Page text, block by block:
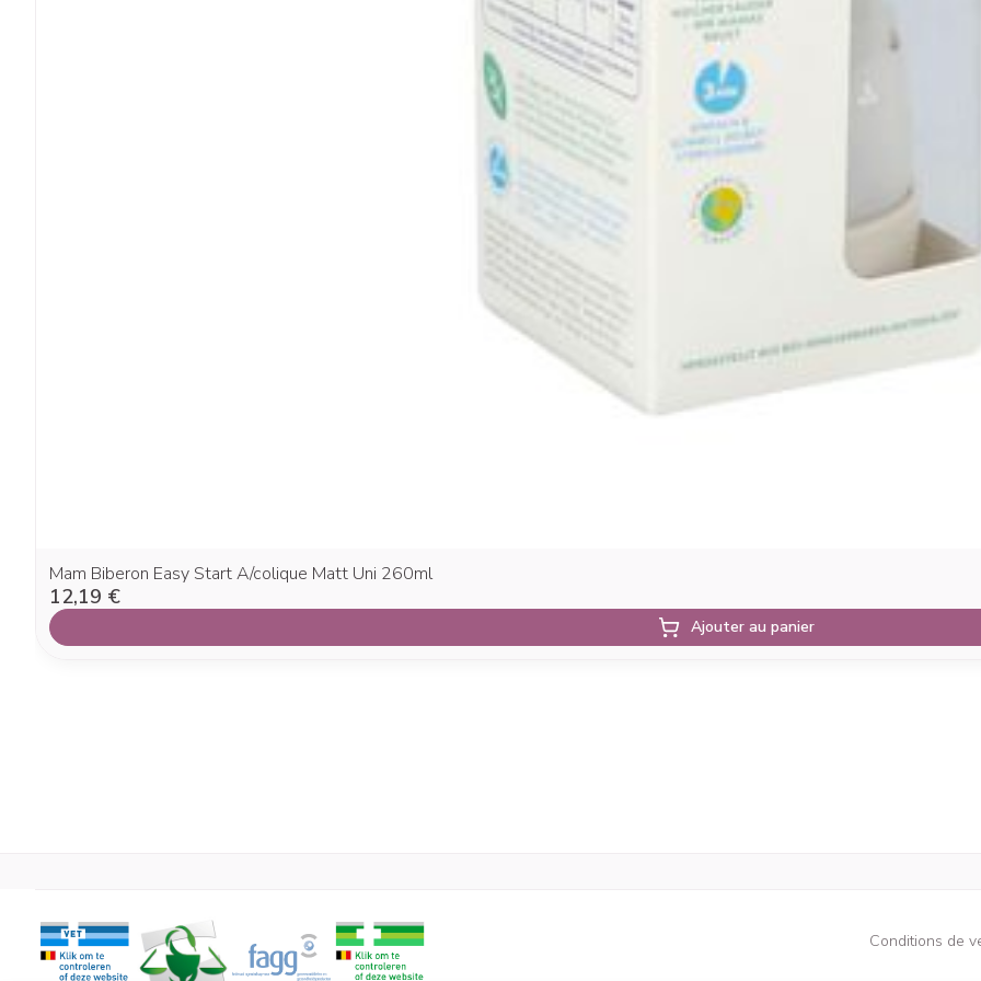
Autobronzants Rasage
Mam Biberon Easy Start A/colique Matt Uni 260ml
12,19 €
Ajouter au panier
Conditions de